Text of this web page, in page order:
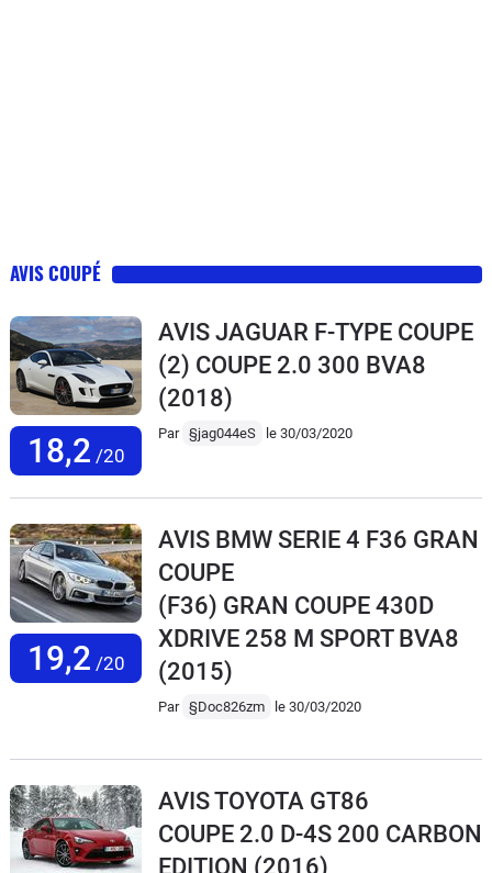
AVIS COUPÉ
18,2 /20
AVIS JAGUAR F-TYPE COUPE
(2) COUPE 2.0 300 BVA8
(2018)
Par §jag044eS le 30/03/2020
19,2 /20
AVIS BMW SERIE 4 F36 GRAN
COUPE
(F36) GRAN COUPE 430D
XDRIVE 258 M SPORT BVA8
(2015)
Par §Doc826zm le 30/03/2020
AVIS TOYOTA GT86
COUPE 2.0 D-4S 200 CARBON
EDITION (2016)